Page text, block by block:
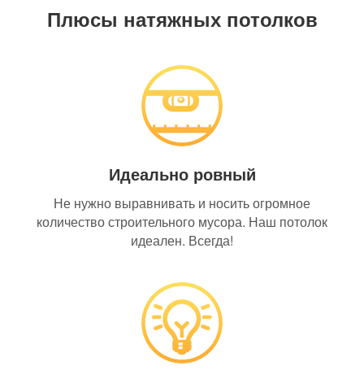
Плюсы натяжных потолков
Идеально ровный
Не нужно выравнивать и носить огромное
количество строительного мусора. Наш потолок
идеален. Всегда!